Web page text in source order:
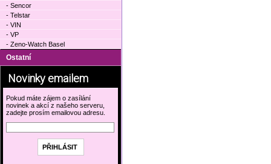
- Sencor
- Telstar
- VIN
- VP
- Zeno-Watch Basel
Ostatní
Novinky emailem
Pokud máte zájem o zasílání
novinek a akcí z našeho serveru,
zadejte prosím emailovou adresu.